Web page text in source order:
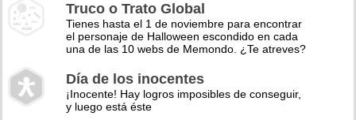
Truco o Trato Global
Tienes hasta el 1 de noviembre para encontrar
el personaje de Halloween escondido en cada
una de las 10 webs de Memondo. ¿Te atreves?
Día de los inocentes
¡Inocente! Hay logros imposibles de conseguir,
y luego está éste